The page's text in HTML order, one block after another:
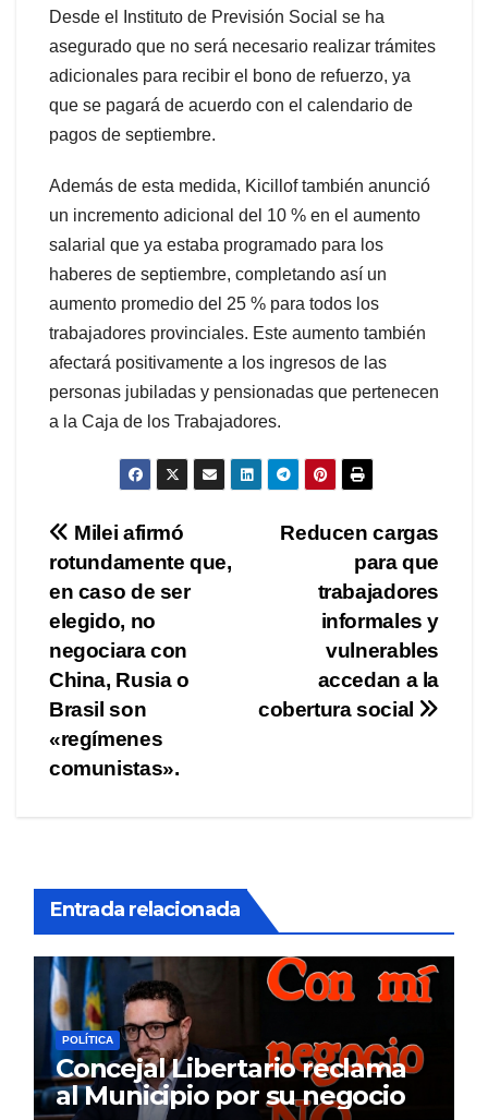
Desde el Instituto de Previsión Social se ha
asegurado que no será necesario realizar trámites
adicionales para recibir el bono de refuerzo, ya
que se pagará de acuerdo con el calendario de
pagos de septiembre.
Además de esta medida, Kicillof también anunció
un incremento adicional del 10 % en el aumento
salarial que ya estaba programado para los
haberes de septiembre, completando así un
aumento promedio del 25 % para todos los
trabajadores provinciales. Este aumento también
afectará positivamente a los ingresos de las
personas jubiladas y pensionadas que pertenecen
a la Caja de los Trabajadores.
Navegación
de
entradas
Reducen cargas
para que
trabajadores
informales y
vulnerables
accedan a la
cobertura social
Milei afirmó
rotundamente que,
en caso de ser
elegido, no
negociara con
China, Rusia o
Brasil son
«regímenes
comunistas».
Entrada relacionada
POLÍTICA
Concejal Libertario reclama
al Municipio por su negocio